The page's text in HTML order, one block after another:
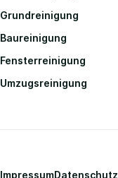
Grundreinigung
Baureinigung
Fensterreinigung
Umzugsreinigung
ImpressumDatenschutz